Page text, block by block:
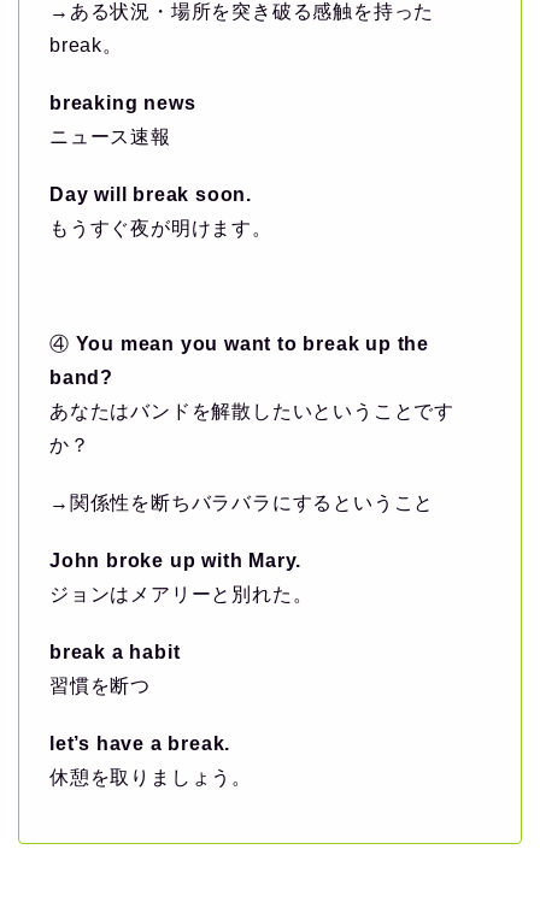
→ある状況・場所を突き破る感触を持った
break。
breaking news
ニュース速報
Day will break soon.
もうすぐ夜が明けます。
④ You mean you want to break up the
band?
あなたはバンドを解散したいということです
か？
→関係性を断ちバラバラにするということ
John broke up with Mary.
ジョンはメアリーと別れた。
break a habit
習慣を断つ
let’s have a break.
休憩を取りましょう。